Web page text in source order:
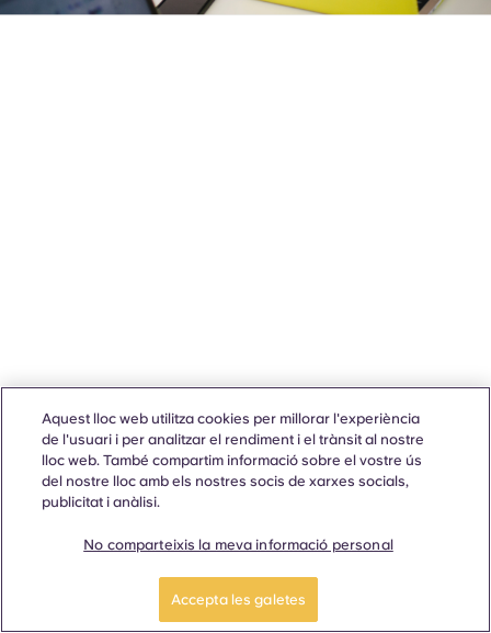
Aquest lloc web utilitza cookies per millorar l'experiència
de l'usuari i per analitzar el rendiment i el trànsit al nostre
lloc web. També compartim informació sobre el vostre ús
del nostre lloc amb els nostres socis de xarxes socials,
publicitat i anàlisi.
No comparteixis la meva informació personal
Accepta les galetes